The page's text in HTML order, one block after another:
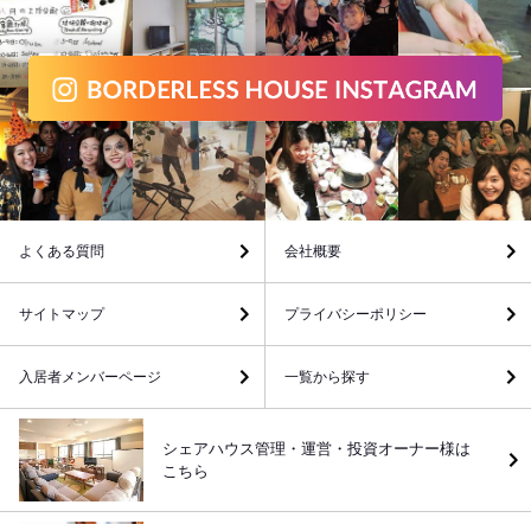
よくある質問 会社概要
サイトマップ プライバシーポリシー
入居者メンバーページ 一覧から探す
シェアハウス管理・運営・投資オーナー様は
こちら